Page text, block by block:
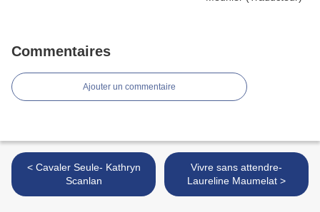
Commentaires
Ajouter un commentaire
< Cavaler Seule- Kathryn
Scanlan
Vivre sans attendre-
Laureline Maumelat >